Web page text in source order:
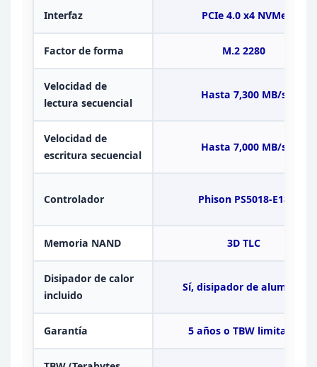
Interfaz PCIe 4.0 x4NVMe
Factor de forma M.2 2280
Velocidad de
lectura secuencial
Hasta 7,300 MB/s
Velocidad de
escritura secuencial
Hasta 7,000 MB/s
Controlador Phison PS5018-E18
Memoria NAND 3D TLC
Disipador de calor
incluido
Sí, disipador de aluminio
Garantía 5 años o TBW limitado